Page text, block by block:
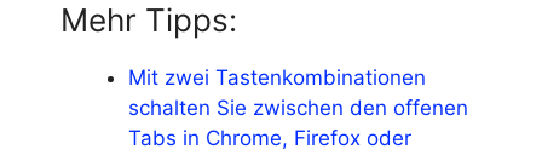
Mehr Tipps:
Mit zwei Tastenkombinationen
schalten Sie zwischen den offenen
Tabs in Chrome, Firefox oder